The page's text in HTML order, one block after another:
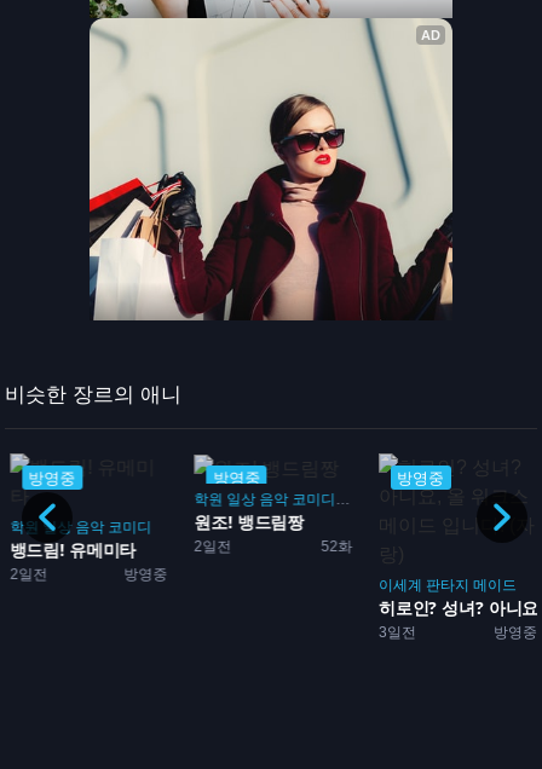
비슷한 장르의 애니
방영중
학원 일상 음악 코미디
2일전 방영중
뱅드림! 유메미타
방영중
학원 일상 음악 코미디 드라마
2일전 52화
원조! 뱅드림짱
방영중
이세계 판타지 메이드
3일전 방영중
히로인? 성녀? 아니